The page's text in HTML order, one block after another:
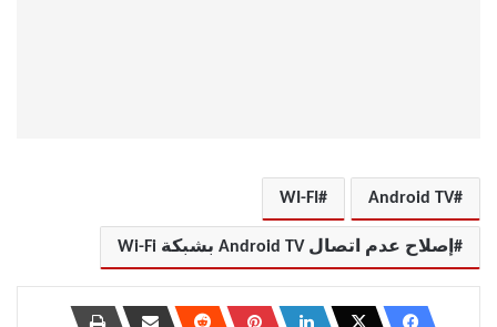
Android TV
WI-FI
إصلاح عدم اتصال Android TV بشبكة Wi-Fi